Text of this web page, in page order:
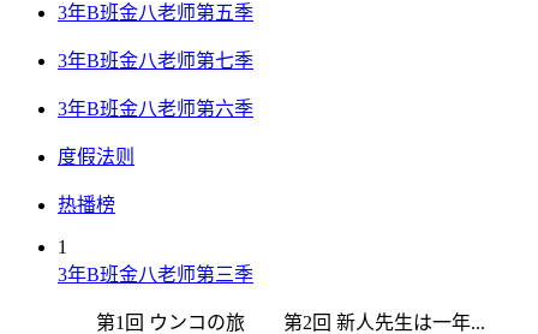
3年B班金八老师第五季
3年B班金八老师第七季
3年B班金八老师第六季
度假法则
热播榜
1
3年B班金八老师第三季
第1回 ウンコの旅 第2回 新人先生は一年...